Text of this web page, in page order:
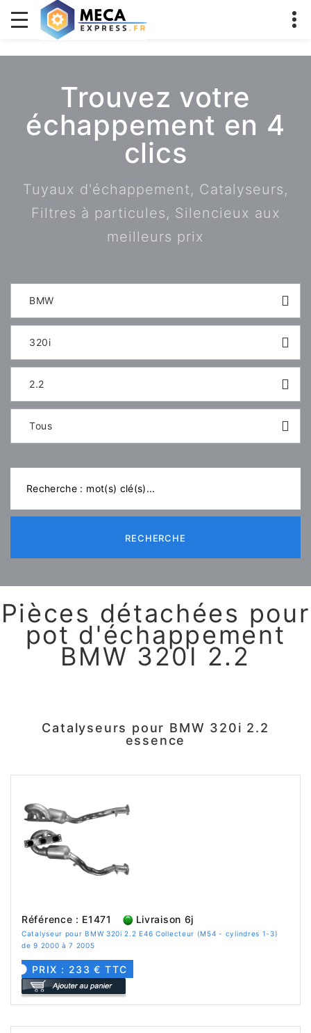
Trouvez votre
échappement en 4
clics
Tuyaux d'échappement, Catalyseurs,
Filtres à particules, Silencieux aux
meilleurs prix
BMW
320i
2.2
Tous
RECHERCHE
Pièces détachées pour
pot d'échappement
BMW 320I 2.2
Catalyseurs pour BMW 320i 2.2
essence
Référence : E1471 Livraison 6j
Catalyseur pour BMW 320i 2.2 E46 Collecteur (M54 - cylindres 1-3)
de 9 2000 à 7 2005
PRIX : 233 € TTC